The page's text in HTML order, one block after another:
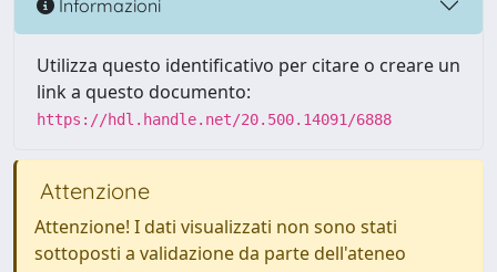
Informazioni
Utilizza questo identificativo per citare o creare un
link a questo documento:
https://hdl.handle.net/20.500.14091/6888
Attenzione
Attenzione! I dati visualizzati non sono stati
sottoposti a validazione da parte dell'ateneo